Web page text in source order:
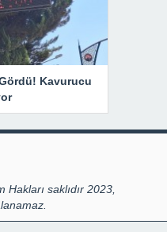
Kavurucu
saklıdır 2023,